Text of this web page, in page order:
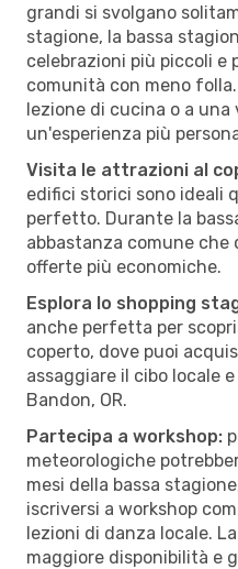
grandi si svolgano
stagione, la bassa
celebrazioni più piccoli e
comunità con meno
lezione di cucina o a
un'esperienza più
Visita le attrazioni al
edifici storici sono ideali
perfetto. Durante la
abbastanza comune
offerte più economiche.
Esplora lo shopping
anche perfetta per
coperto, dove puoi
assaggiare il cibo locale
Bandon, OR.
Partecipa a workshop:
meteorologiche
mesi della bassa
iscriversi a workshop
lezioni di danza locale.
maggiore disponibilità e